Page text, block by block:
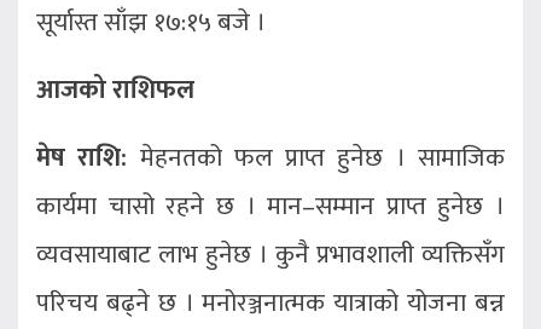
सूर्यास्त साँझ १७:१५ बजे ।
आजको राशिफल
मेष राशि: मेहनतको फल प्राप्त हुनेछ । सामाजिक
कार्यमा चासो रहने छ । मान–सम्मान प्राप्त हुनेछ ।
व्यवसायाबाट लाभ हुनेछ । कुनै प्रभावशाली व्यक्तिसँग
परिचय बढ्ने छ । मनोरञ्जनात्मक यात्राको योजना बन्न